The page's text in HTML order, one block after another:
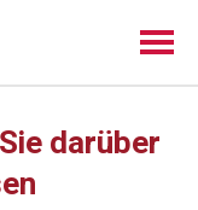
darüber